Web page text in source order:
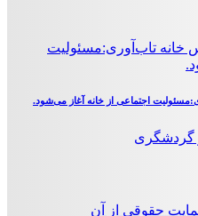
اجتماعی از خانه آغاز می‌شود.